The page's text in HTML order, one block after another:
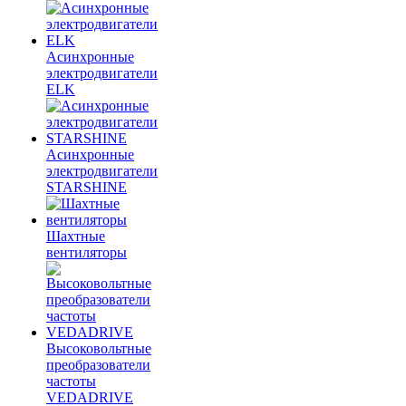
Асинхронные
электродвигатели
ELK
Асинхронные
электродвигатели
STARSHINE
Шахтные
вентиляторы
Высоковольтные
преобразователи
частоты
VEDADRIVE